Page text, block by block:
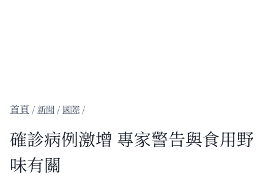
/新聞 / 國際 /
確診病例激增 專家警告與食用野
味有關